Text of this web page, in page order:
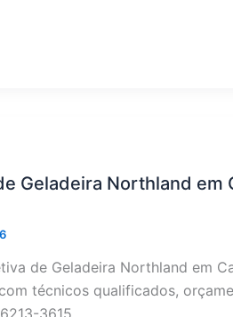
Geladeira Northland em
de Geladeira Northland em
técnicos qualificados,